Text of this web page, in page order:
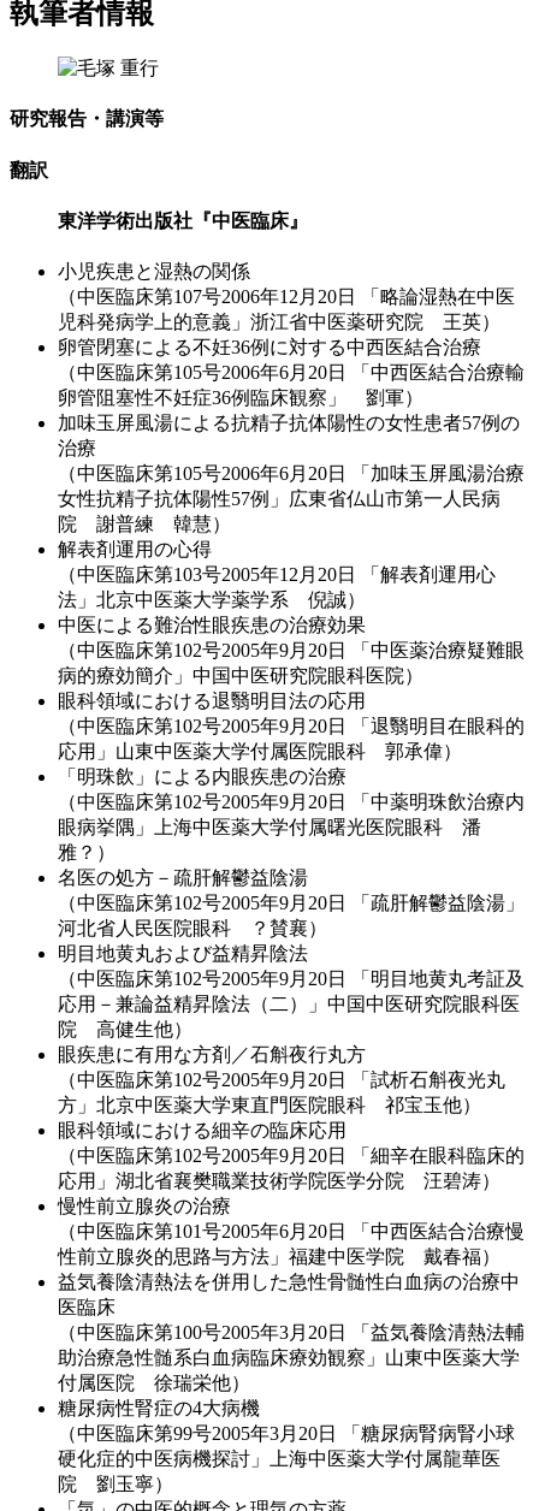
執筆者情報
研究報告・講演等
翻訳
東洋学術出版社『中医臨床』
小児疾患と湿熱の関係
（中医臨床第107号2006年12月20日 「略論湿熱在中医
児科発病学上的意義」浙江省中医薬研究院 王英）
卵管閉塞による不妊36例に対する中西医結合治療
（中医臨床第105号2006年6月20日 「中西医結合治療輸
卵管阻塞性不妊症36例臨床観察」 劉軍）
加味玉屏風湯による抗精子抗体陽性の女性患者57例の
治療
（中医臨床第105号2006年6月20日 「加味玉屏風湯治療
女性抗精子抗体陽性57例」広東省仏山市第一人民病
院 謝普練 韓慧）
解表剤運用の心得
（中医臨床第103号2005年12月20日 「解表剤運用心
法」北京中医薬大学薬学系 倪誠）
中医による難治性眼疾患の治療効果
（中医臨床第102号2005年9月20日 「中医薬治療疑難眼
病的療効簡介」中国中医研究院眼科医院）
眼科領域における退翳明目法の応用
（中医臨床第102号2005年9月20日 「退翳明目在眼科的
応用」山東中医薬大学付属医院眼科 郭承偉）
「明珠飲」による内眼疾患の治療
（中医臨床第102号2005年9月20日 「中薬明珠飲治療内
眼病挙隅」上海中医薬大学付属曙光医院眼科 潘
雅？）
名医の処方－疏肝解鬱益陰湯
（中医臨床第102号2005年9月20日 「疏肝解鬱益陰湯」
河北省人民医院眼科 ？賛襄）
明目地黄丸および益精昇陰法
（中医臨床第102号2005年9月20日 「明目地黄丸考証及
応用－兼論益精昇陰法（二）」中国中医研究院眼科医
院 高健生他）
眼疾患に有用な方剤／石斛夜行丸方
（中医臨床第102号2005年9月20日 「試析石斛夜光丸
方」北京中医薬大学東直門医院眼科 祁宝玉他）
眼科領域における細辛の臨床応用
（中医臨床第102号2005年9月20日 「細辛在眼科臨床的
応用」湖北省襄樊職業技術学院医学分院 汪碧涛）
慢性前立腺炎の治療
（中医臨床第101号2005年6月20日 「中西医結合治療慢
性前立腺炎的思路与方法」福建中医学院 戴春福）
益気養陰清熱法を併用した急性骨髄性白血病の治療中
医臨床
（中医臨床第100号2005年3月20日 「益気養陰清熱法輔
助治療急性髄系白血病臨床療効観察」山東中医薬大学
付属医院 徐瑞栄他）
糖尿病性腎症の4大病機
（中医臨床第99号2005年3月20日 「糖尿病腎病腎小球
硬化症的中医病機探討」上海中医薬大学付属龍華医
院 劉玉寧）